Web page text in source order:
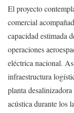
El proyecto
comercial
capacidad estimada
operaciones
eléctrica nacional.
infraestructura
planta
acústica durante los